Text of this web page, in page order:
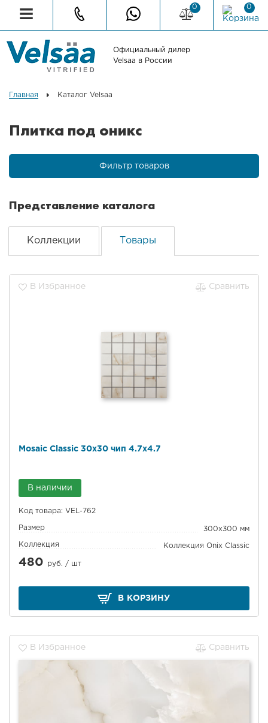
0 0
Официальный дилер
Velsaa в России
Главная Каталог Velsaa
Плитка под оникс
Фильтр товаров
Представление каталога
Коллекции Товары
В Избранное Сравнить
Mosaic Classic 30x30 чип 4.7x4.7
В наличии
Код товара: VEL-762
Размер 300x300 мм
Коллекция Коллекция Onix Classic
480 руб. / шт
В КОРЗИНУ
В Избранное Сравнить